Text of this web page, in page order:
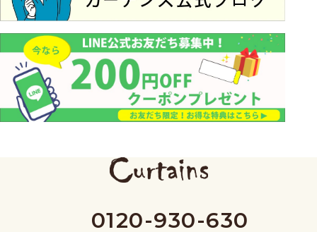
0120-930-630